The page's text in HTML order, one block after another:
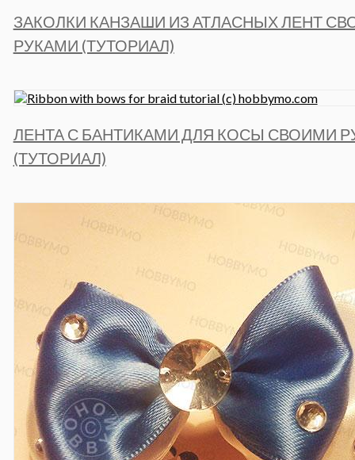
ЗАКОЛКИ КАНЗАШИ ИЗ АТЛАСНЫХ ЛЕНТ
РУКАМИ (ТУТОРИАЛ)
ЛЕНТА С БАНТИКАМИ ДЛЯ КОСЫ СВОИМИ
(ТУТОРИАЛ)